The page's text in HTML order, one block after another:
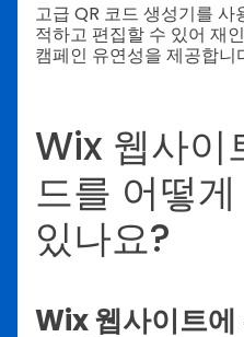
고급 QR 코드 생성기를
적하고 편집할 수 있어 재
캠페인 유연성을 제공합니
Wix 웹사이
드를 어떻
있나요?
Wix 웹사이트에